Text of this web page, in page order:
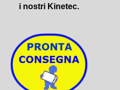
i nostri Kinetec.